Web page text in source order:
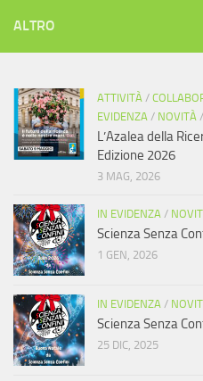
ALTRO
ATTIVITÀ /
EVIDENZA / NOVITÀ /
L’Azalea della
Edizione 2026
3 MAG, 2026
IN EVIDENZA /
Scienza Senza
1 GEN, 2026
IN EVIDENZA /
Scienza Senza
25 DIC, 2025